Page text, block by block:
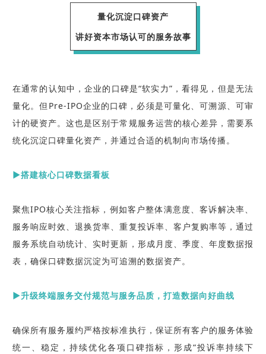
量化沉淀口碑资产
讲好资本市场认可的服务故事
在通常的认知中，企业的口碑是“软实力”，看得见，但是无法
量化。但Pre-IPO企业的口碑，必须是可量化、可溯源、可审
计的硬资产。这也是区别于常规服务运营的核心差异，需要系
统化沉淀口碑量化资产，并通过合适的机制向市场传播。
▶搭建核心口碑数据看板
聚焦IPO核心关注指标，例如客户整体满意度、客诉解决率、
服务响应时效、退换货率、重复投诉率、客户复购率等，通过
服务系统自动统计、实时更新，形成月度、季度、年度数据报
表，确保口碑数据沉淀为可追溯的数据资产。
▶升级终端服务交付规范与服务品质，打造数据向好曲线
确保所有服务履约严格按标准执行，保证所有客户的服务体验
统一、稳定，持续优化各项口碑指标，形成“投诉率持续下